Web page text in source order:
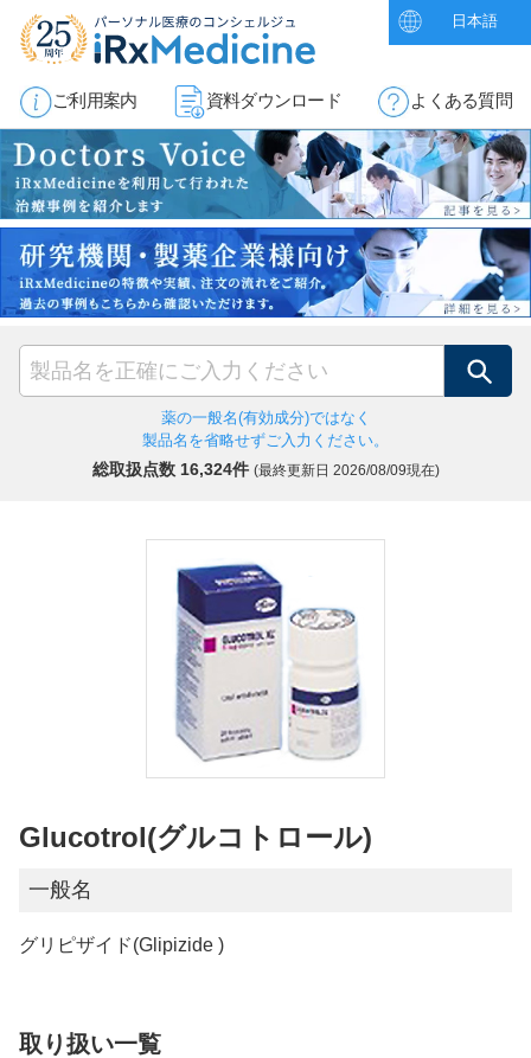
日本語
ご利用案内 資料ダウンロード よくある質問
検索
薬の一般名(有効成分)ではなく
製品名を省略せずご入力ください。
総取扱点数 16,324件 (最終更新日 2026/08/09現在)
Glucotrol(グルコトロール)
一般名
グリピザイド(Glipizide )
取り扱い一覧